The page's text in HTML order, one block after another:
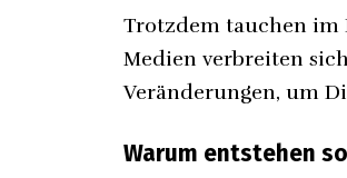
Trotzdem tauchen im
Medien verbreiten
Veränderungen, um
Warum entstehen